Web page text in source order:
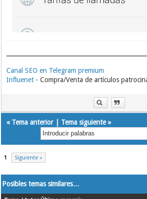
Canal SEO en Telegram premium
Influenet - Compra/Venta de artículos
« Tema anterior| Tema siguiente»
1 Siguiente »
Posibles temas similares…